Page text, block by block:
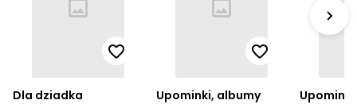
Dla dziadka Upominki, albumy